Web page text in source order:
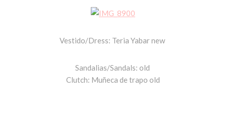
Vestido/Dress: Teria Yabar new
Sandalias/Sandals: old
Clutch: Muñeca de trapo old